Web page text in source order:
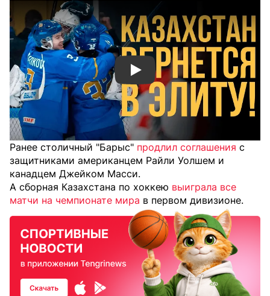
Смотреть видео YouTube
Ранее столичный "Барыс" продлил соглашения с
защитниками американцем Райли Уолшем и
канадцем Джейком Масси.
А сборная Казахстана по хоккею выиграла все
матчи на чемпионате мира в первом дивизионе.